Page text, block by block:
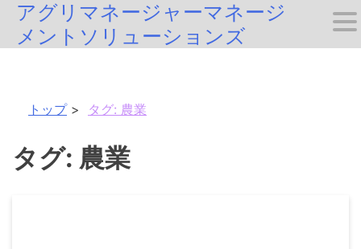
Skipアグリマネージャーマネージ
メントソリューションズ
トップ タグ: 農業
タグ: 農業